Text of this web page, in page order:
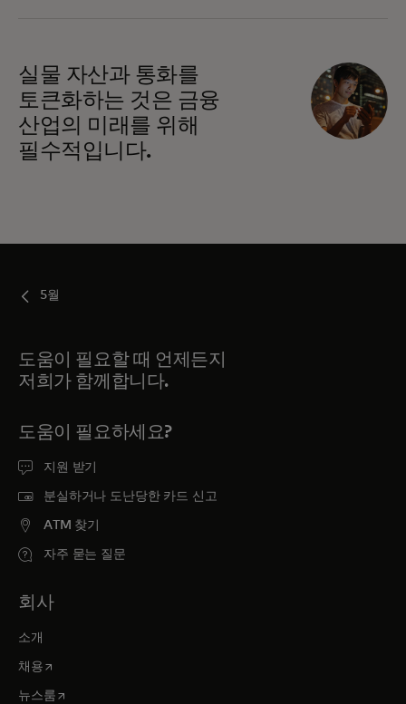
실물 자산과 통화를
토큰화하는 것은 금융
산업의 미래를 위해
필수적입니다.
5월
도움이 필요할 때 언제든지
저희가 함께합니다.
도움이 필요하세요?
지원 받기
분실하거나 도난당한 카드 신고
ATM 찾기
자주 묻는 질문
회사
소개
채용새 탭에서 열림
뉴스룸새 탭에서 열림